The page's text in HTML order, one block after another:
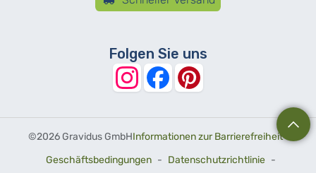
Folgen Sie uns
©2026 Gravidus GmbHInformationen zur Barrierefreiheit-
Geschäftsbedingungen - Datenschutzrichtlinie -